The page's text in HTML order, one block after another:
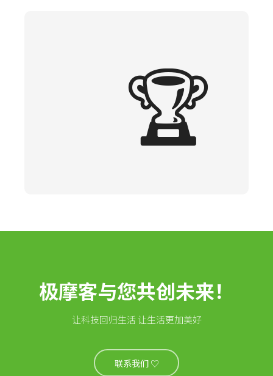
🏆
极摩客与您共创未来！
让科技回归生活 让生活更加美好
联系我们 ♡